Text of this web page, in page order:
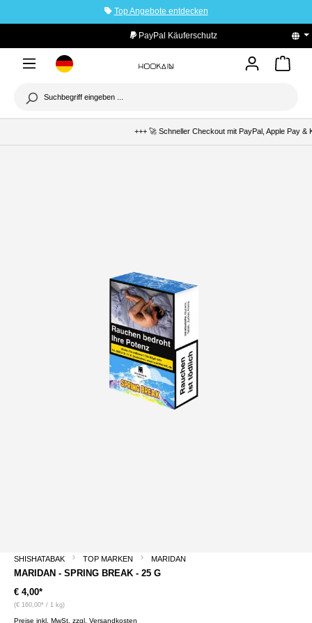
Top Angebote entdecken
PayPal Käuferschutz
+++ 🚀 Schneller Checkout mit PayPal, Apple Pay &
SHISHATABAK TOP MARKEN MARIDAN
MARIDAN - SPRING BREAK - 25 G
€ 4,00*
(€ 160,00* / 1 kg)
Preise inkl. MwSt. zzgl. Versandkosten